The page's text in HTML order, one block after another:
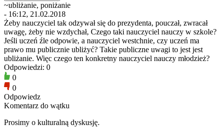
~ubliżanie, poniżanie
- 16:12, 21.02.2018
Żeby nauczyciel tak odzywał się do prezydenta, pouczał, zwracał
uwagę, żeby nie wzdychał, Czego taki nauczyciel nauczy w szkole?
Jeśli uczeń źle odpowie, a nauczyciel westchnie, czy uczeń ma
prawo mu publicznie ubliżyć? Takie publiczne uwagi to jest jest
ubliżanie. Więc czego ten konkretny nauczyciel nauczy młodzież?
Odpowiedzi: 0
0
0
Odpowiedz
Komentarz do wątku
Prosimy o kulturalną dyskusję.